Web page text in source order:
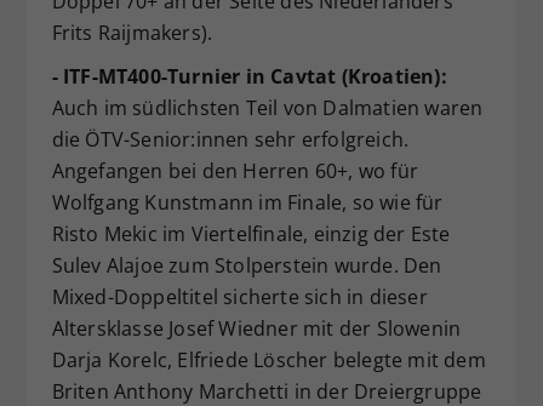
Frits Raijmakers).
- ITF-MT400-Turnier in Cavtat (Kroatien):
Auch im südlichsten Teil von Dalmatien waren
die ÖTV-Senior:innen sehr erfolgreich.
Angefangen bei den Herren 60+, wo für
Wolfgang Kunstmann im Finale, so wie für
Risto Mekic im Viertelfinale, einzig der Este
Sulev Alajoe zum Stolperstein wurde. Den
Mixed-Doppeltitel sicherte sich in dieser
Altersklasse Josef Wiedner mit der Slowenin
Darja Korelc, Elfriede Löscher belegte mit dem
Briten Anthony Marchetti in der Dreiergruppe